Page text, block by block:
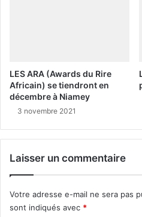
LES ARA (Awards du Rire
Africain) se tiendront en
décembre à Niamey
3 novembre 2021
Laisser un commentaire
Votre adresse e-mail ne sera pas
sont indiqués avec *